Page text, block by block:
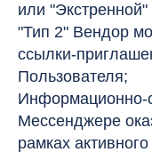
или
"Тип 2" Вендор
ссылки-
Пользователя;
Информационно-
Мессенджере
рамках